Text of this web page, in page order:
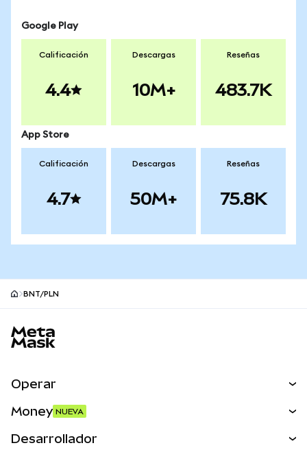
Google Play
Calificación
4.4
Descargas
10M+
Reseñas
483.7K
App Store
Calificación
4.7
Descargas
50M+
Reseñas
75.8K
BNT/PLN
Operar
Money NUEVA
Desarrollador